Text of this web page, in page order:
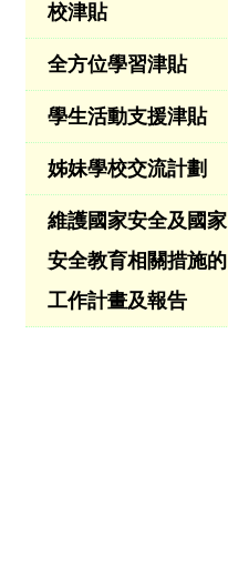
校津貼
全方位學習津貼
學生活動支援津貼
姊妹學校交流計劃
維護國家安全及國家
安全教育相關措施的
工作計畫及報告